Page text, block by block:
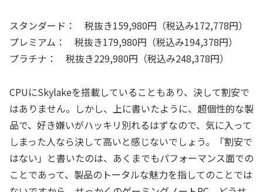
スタンダード： 税抜き159,980円（税込み172,778円）
プレミアム： 税抜き179,980円（税込み194,378円）
プラチナ： 税抜き229,980円（税込み248,378円）
CPUにSkylakeを搭載していることもあり、決して割安で
はありません。しかし、上に書いたように、超個性的な製
品で、好き嫌いがハッキリ別れるはずなので、気に入って
しまった人なら決して高いと感じないでしょう。「割安で
はない」と書いたのは、あくまでもパフォーマンス面での
ことであって、製品のトータルな魅力を指してのことでは